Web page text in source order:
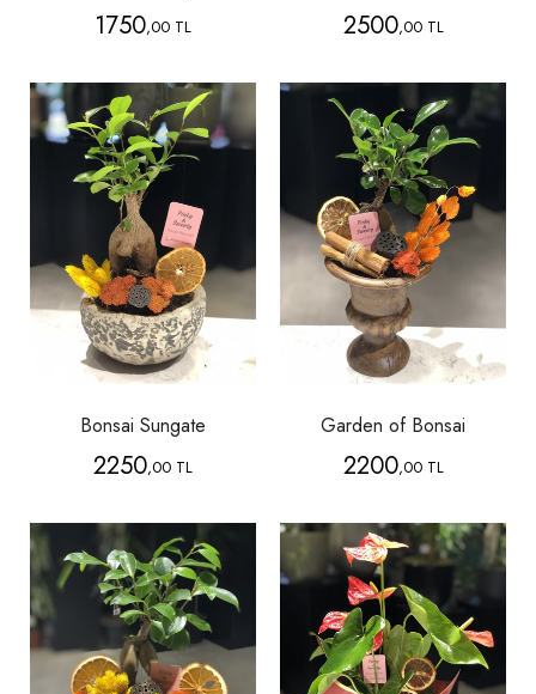
1750,00 TL 2500,00 TL
Bonsai Sungate
2250,00 TL
Garden of Bonsai
2200,00 TL